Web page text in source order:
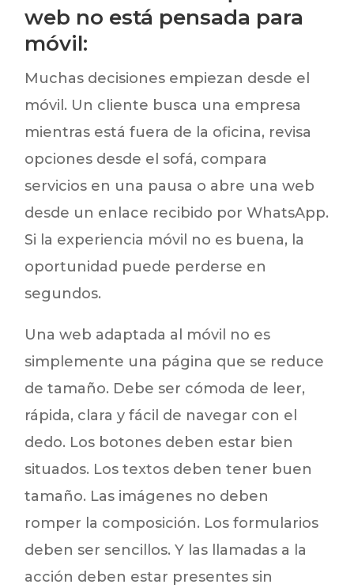
web no está pensada para
móvil:
Muchas decisiones empiezan desde el
móvil. Un cliente busca una empresa
mientras está fuera de la oficina, revisa
opciones desde el sofá, compara
servicios en una pausa o abre una web
desde un enlace recibido por WhatsApp.
Si la experiencia móvil no es buena, la
oportunidad puede perderse en
segundos.
Una web adaptada al móvil no es
simplemente una página que se reduce
de tamaño. Debe ser cómoda de leer,
rápida, clara y fácil de navegar con el
dedo. Los botones deben estar bien
situados. Los textos deben tener buen
tamaño. Las imágenes no deben
romper la composición. Los formularios
deben ser sencillos. Y las llamadas a la
acción deben estar presentes sin